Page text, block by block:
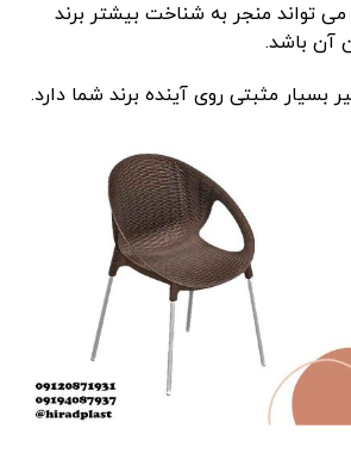
تواند منجر به شناخت بیشتر برند
آن باشد.
بسیار مثبتی روی آینده برند شما دارد.